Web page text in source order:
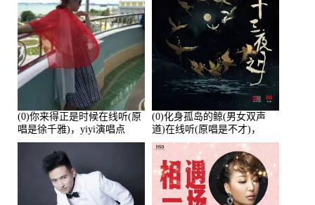
(0)你来得正是时候在线听(原
唱是徐千雅)，yiyi演唱点
播:21991次
(0)化身孤岛的鲸(男女双声
道)在线听(原唱是不才)，
HGBai演唱点播:19428次